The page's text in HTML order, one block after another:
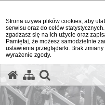
Strona używa plików cookies, aby
serwisu oraz do celów
zgadzasz się na ich użycie oraz
Pamiętaj, że możesz samodzielnie
ustawienia przeglądarki. Brak
wyrażenie zgody.